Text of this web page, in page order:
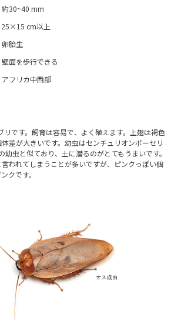
30~40 mm
25×15 cm以上
胎生
を歩行できる
カ中西部​
リです。飼育は容易で、よく殖えます。上翅は褐色
差が大きいです。幼虫はセンチュリオンポーセリ
幼虫と似ており、土に潜るのがとてもうまいです。
われてしまうことが多いですが、ピンクっぽい個
クです。